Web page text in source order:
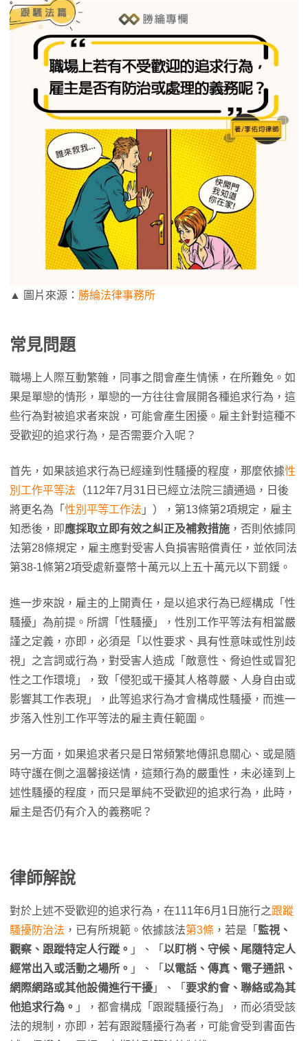
▲ 圖片來源： 勝綸法律事務所
常見問題
職場上人際互動繁雜，同事之間會產生情愫，在所難免。如
果是單戀的情形，單戀的一方往往會展開各種追求行為，這
些行為對被追求者來說，可能會產生困擾。雇主針對這種不
受歡迎的追求行為，是否需要介入呢？
首先，如果該追求行為已經達到性騷擾的程度，那麼依據性
別工作平等法 （112年7月31日已經立法院三讀通過，日後
將更名為「 性別平等工作法 」），第13條第2項規定，雇主
知悉後，即應採取立即有效之糾正及補救措施 ，否則依據同
法第28條規定，雇主應對受害人負損害賠償責任，並依同法
第38-1條第2項受處新臺幣十萬元以上五十萬元以下罰鍰。
進一步來說，雇主的上開責任，是以追求行為已經構成「性
騷擾」為前提。所謂「性騷擾」，性別工作平等法有相當嚴
謹之定義，亦即，必須是「以性要求、具有性意味或性別歧
視」之言詞或行為，對受害人造成「敵意性、脅迫性或冒犯
性之工作環境」，致「侵犯或干擾其人格尊嚴、人身自由或
影響其工作表現」，此等追求行為才會構成性騷擾，而進一
步落入性別工作平等法的雇主責任範圍。
另一方面，如果追求者只是日常頻繁地傳訊息關心、或是隨
時守護在側之溫馨接送情，這類行為的嚴重性，未必達到上
述性騷擾的程度，而只是單純不受歡迎的追求行為，此時，
雇主是否仍有介入的義務呢？
律師解說
對於上述不受歡迎的追求行為，在111年6月1日施行之跟蹤
騷擾防治法 ，已有所規範。依據該法第3條 ，若是「 監視、
觀察、跟蹤特定人行蹤。 」、「 以盯梢、守候、尾隨特定人
經常出入或活動之場所。 」、「 以電話、傳真、電子通訊、
網際網路或其他設備進行干擾 」、「 要求約會、聯絡或為其
他追求行為。 」，都會構成「跟蹤騷擾行為」，而必須受該
法的規制，亦即，若有跟蹤騷擾行為者，可能會受到書面告